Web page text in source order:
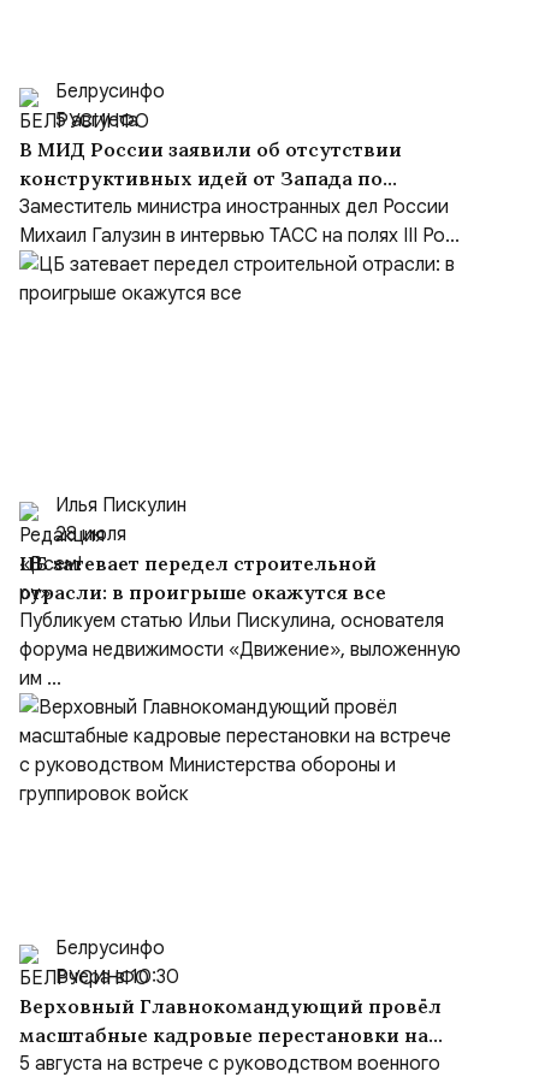
Белрусинфо
5 августа
В МИД России заявили об отсутствии
конструктивных идей от Запада по
Украине и переходе на язык ультиматумов
Заместитель министра иностранных дел России
Михаил Галузин в интервью ТАСС на полях III Ро...
Илья Пискулин
28 июля
ЦБ затевает передел строительной
отрасли: в проигрыше окажутся все
Публикуем статью Ильи Пискулина, основателя
форума недвижимости «Движение», выложенную
им ...
Белрусинфо
Вчера в 10:30
Верховный Главнокомандующий провёл
масштабные кадровые перестановки на
встрече с руководством Министерства
5 августа на встрече с руководством военного